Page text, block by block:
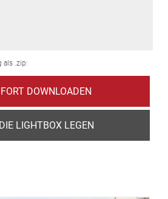
als .zip:
DOWNLOADEN
LIGHTBOX LEGEN